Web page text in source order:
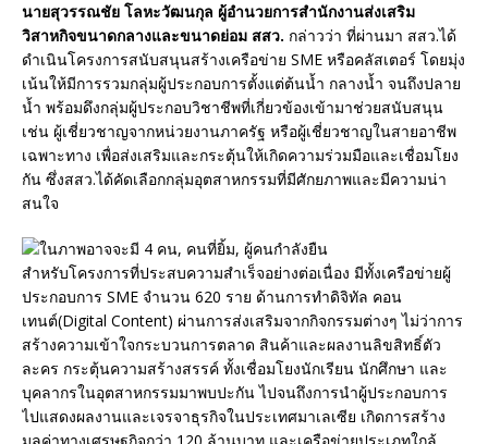
​นายสุวรรณชัย โลหะวัฒนกุล ผู้อำนวยการสำนักงานส่งเสริม
วิสาหกิจขนาดกลางและขนาดย่อม สสว. กล่าวว่า ที่ผ่านมา สสว.ได้
ดำเนินโครงการสนับสนุนสร้างเครือข่าย SME หรือคลัสเตอร์ โดยมุ่ง
เน้นให้มีการรวมกลุ่มผู้ประกอบการตั้งแต่ต้นน้ำ กลางน้ำ จนถึงปลาย
น้ำ พร้อมดึงกลุ่มผู้ประกอบวิชาชีพที่เกี่ยวข้องเข้ามาช่วยสนับสนุน
เช่น ผู้เชี่ยวชาญจากหน่วยงานภาครัฐ หรือผู้เชี่ยวชาญในสายอาชีพ
เฉพาะทาง เพื่อส่งเสริมและกระตุ้นให้เกิดความร่วมมือและเชื่อมโยง
กัน ซึ่งสสว.ได้คัดเลือกกลุ่มอุตสาหกรรมที่มีศักยภาพและมีความน่า
สนใจ
​สำหรับโครงการที่ประสบความสำเร็จอย่างต่อเนื่อง มีทั้งเครือข่ายผู้
ประกอบการ SME จำนวน 620 ราย ด้านการทำดิจิทัล คอน
เทนต์(Digital Content) ผ่านการส่งเสริมจากกิจกรรมต่างๆ ไม่ว่าการ
สร้างความเข้าใจกระบวนการตลาด สินค้าและผลงานลิขสิทธิ์ตัว
ละคร กระตุ้นความสร้างสรรค์ ทั้งเชื่อมโยงนักเรียน นักศึกษา และ
บุคลากรในอุตสาหกรรมมาพบปะกัน ไปจนถึงการนำผู้ประกอบการ
ไปแสดงผลงานและเจรจาธุรกิจในประเทศมาเลเซีย เกิดการสร้าง